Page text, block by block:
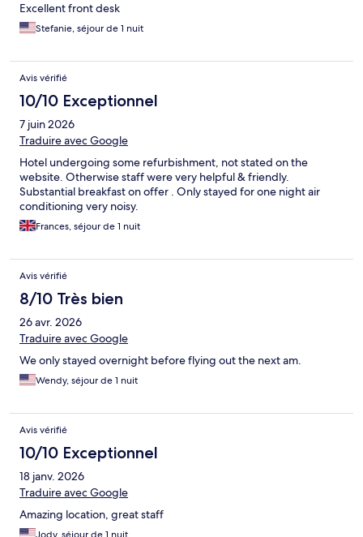
Excellent front desk
Stefanie, séjour de 1 nuit
Avis vérifié
10/10 Exceptionnel
7 juin 2026
Traduire avec Google
Hotel undergoing some refurbishment, not stated on the
website. Otherwise staff were very helpful & friendly.
Substantial breakfast on offer . Only stayed for one night air
conditioning very noisy.
Frances, séjour de 1 nuit
Avis vérifié
8/10 Très bien
26 avr. 2026
Traduire avec Google
We only stayed overnight before flying out the next am.
Wendy, séjour de 1 nuit
Avis vérifié
10/10 Exceptionnel
18 janv. 2026
Traduire avec Google
Amazing location, great staff